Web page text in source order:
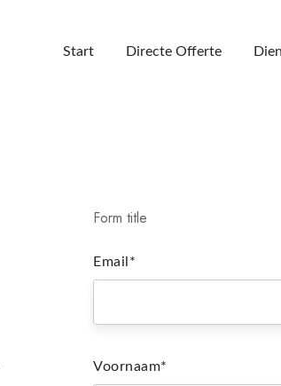
Start Directe Offerte
Form title
Email *
Voornaam*